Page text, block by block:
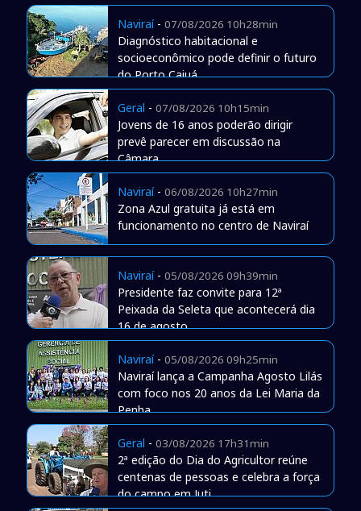
Naviraí- 07/08/2026 10h28min
Diagnóstico habitacional e
socioeconômico pode definir o futuro
do Porto Caiuá
Geral - 07/08/2026 10h15min
Jovens de 16 anos poderão dirigir
prevê parecer em discussão na
Câmara
Naviraí- 06/08/2026 10h27min
Zona Azul gratuita já está em
funcionamento no centro de Naviraí
Naviraí- 05/08/2026 09h39min
Presidente faz convite para 12ª
Peixada da Seleta que acontecerá dia
16 de agosto
Naviraí- 05/08/2026 09h25min
Naviraí lança a Campanha Agosto Lilás
com foco nos 20 anos da Lei Maria da
Penha
Geral - 03/08/2026 17h31min
2ª edição do Dia do Agricultor reúne
centenas de pessoas e celebra a força
do campo em Juti